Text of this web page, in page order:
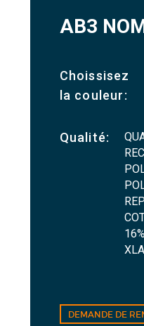
AB3
Choissisez
la couleur:
Qualité:
DEMANDE DE